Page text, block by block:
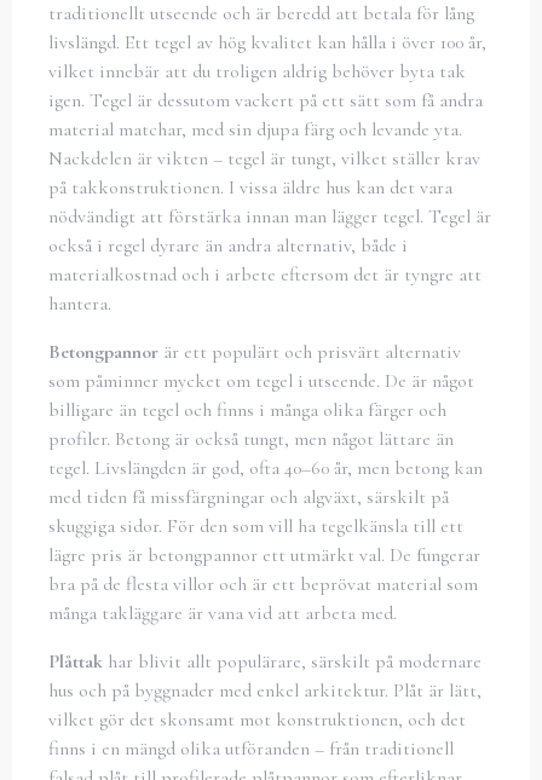
traditionellt utseende och är beredd att betala för lång
livslängd. Ett tegel av hög kvalitet kan hålla i över 100 år,
vilket innebär att du troligen aldrig behöver byta tak
igen. Tegel är dessutom vackert på ett sätt som få andra
material matchar, med sin djupa färg och levande yta.
Nackdelen är vikten – tegel är tungt, vilket ställer krav
på takkonstruktionen. I vissa äldre hus kan det vara
nödvändigt att förstärka innan man lägger tegel. Tegel är
också i regel dyrare än andra alternativ, både i
materialkostnad och i arbete eftersom det är tyngre att
hantera.
Betongpannor är ett populärt och prisvärt alternativ
som påminner mycket om tegel i utseende. De är något
billigare än tegel och finns i många olika färger och
profiler. Betong är också tungt, men något lättare än
tegel. Livslängden är god, ofta 40–60 år, men betong kan
med tiden få missfärgningar och algväxt, särskilt på
skuggiga sidor. För den som vill ha tegelkänsla till ett
lägre pris är betongpannor ett utmärkt val. De fungerar
bra på de flesta villor och är ett beprövat material som
många takläggare är vana vid att arbeta med.
Plåttak har blivit allt populärare, särskilt på modernare
hus och på byggnader med enkel arkitektur. Plåt är lätt,
vilket gör det skonsamt mot konstruktionen, och det
finns i en mängd olika utföranden – från traditionell